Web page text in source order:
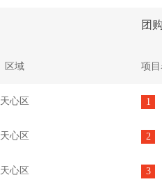
团
区域 项
天心区
天心区
天心区
1
2
3